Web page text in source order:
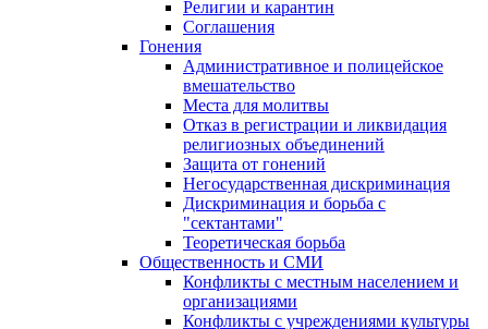
Религии и карантин
Соглашения
Гонения
Административное и полицейское
вмешательство
Места для молитвы
Отказ в регистрации и ликвидация
религиозных объединений
Защита от гонений
Негосударственная дискриминация
Дискриминация и борьба с
"сектантами"
Теоретическая борьба
Общественность и СМИ
Конфликты с местным населением и
организациями
Конфликты с учреждениями культуры